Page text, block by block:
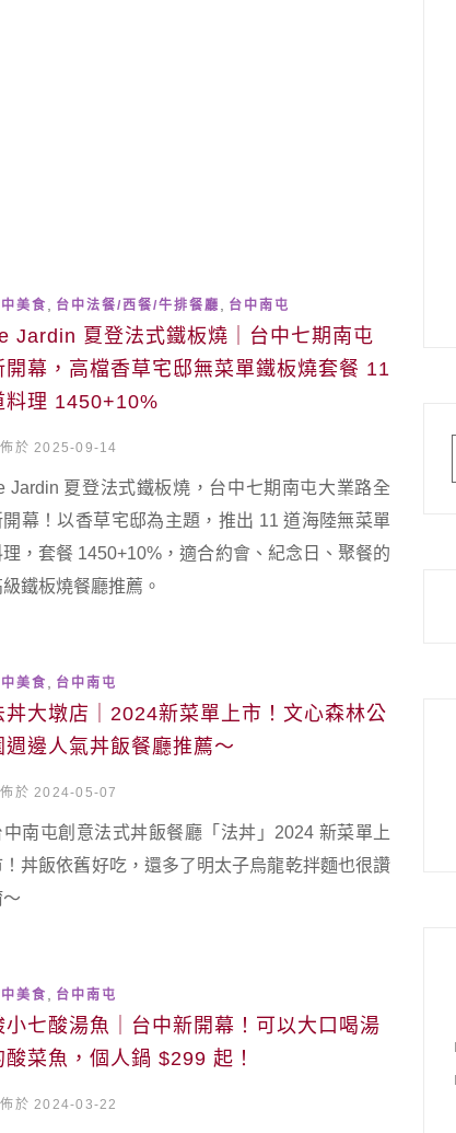
美食 台中法餐/西餐/牛排餐廳 台中南屯
Jardin 夏登法式鐵板燒｜台中七期南屯
開幕，高檔香草宅邸無菜單鐵板燒套餐 11
料理 1450+10%
於 2025-09-14
Jardin 夏登法式鐵板燒，台中七期南屯大業路全
開幕！以香草宅邸為主題，推出 11 道海陸無菜單
理，套餐 1450+10%，適合約會、紀念日、聚餐的
級鐵板燒餐廳推薦。
美食 台中南屯
丼大墩店｜2024新菜單上市！文心森林公
週邊人氣丼飯餐廳推薦～
於 2024-05-07
中南屯創意法式丼飯餐廳「法丼」2024 新菜單上
！丼飯依舊好吃，還多了明太子烏龍乾拌麵也很讚
～
美食 台中南屯
小七酸湯魚｜台中新開幕！可以大口喝湯
酸菜魚，個人鍋 $299 起！
於 2024-03-22